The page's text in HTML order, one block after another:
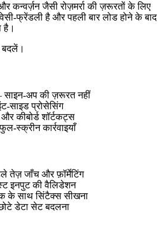
कन्वर्ज़न जैसी रोज़मर्रा की ज़रूरतों के लिए
है और पहली बार लोड होने के बाद
है।
बदलें।
की ज़रूरत नहीं
प्रोसेसिंग
कीबोर्ड शॉर्टकट्स
कार्रवाइयाँ
तेज़ जाँच और फ़ॉर्मेटिंग
इनपुट की वैलिडेशन
के साथ सिंटैक्स सीखना
डेटा सेट बदलना